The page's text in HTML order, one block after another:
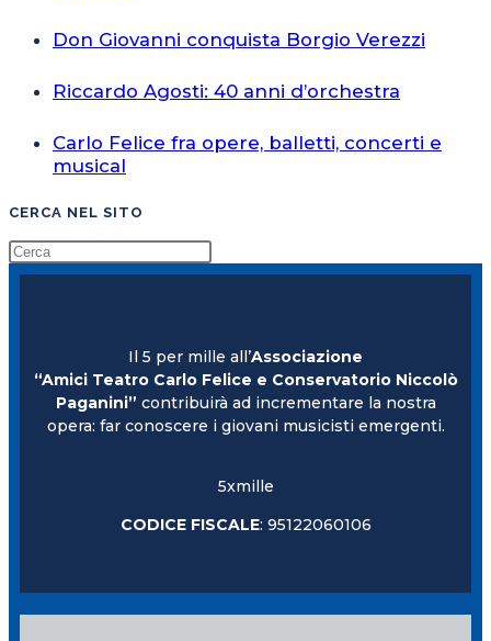
Don Giovanni conquista Borgio Verezzi
Riccardo Agosti: 40 anni d’orchestra
Carlo Felice fra opere, balletti, concerti e
musical
CERCA NEL SITO
Il 5 per mille all’Associazione
“Amici Teatro Carlo Felice e Conservatorio Niccolò
Paganini” contribuirà ad incrementare la nostra
opera: far conoscere i giovani musicisti emergenti.
5xmille
CODICE FISCALE: 95122060106